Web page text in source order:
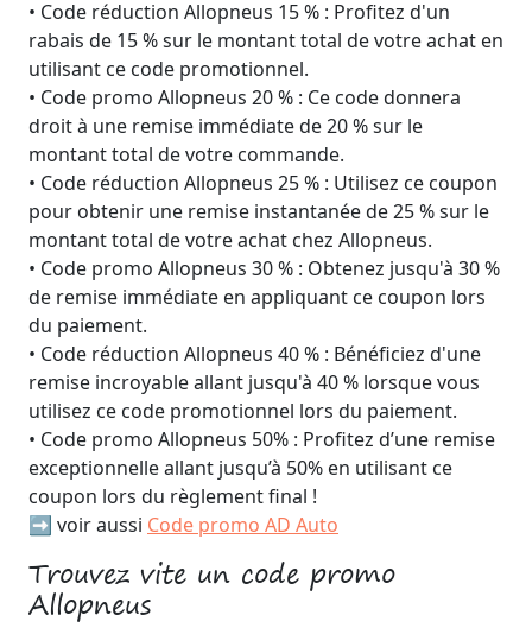
• Code réduction Allopneus 15 % : Profitez d'un
rabais de 15 % sur le montant total de votre achat en
utilisant ce code promotionnel.
• Code promo Allopneus 20 % : Ce code donnera
droit à une remise immédiate de 20 % sur le
montant total de votre commande.
• Code réduction Allopneus 25 % : Utilisez ce coupon
pour obtenir une remise instantanée de 25 % sur le
montant total de votre achat chez Allopneus.
• Code promo Allopneus 30 % : Obtenez jusqu'à 30 %
de remise immédiate en appliquant ce coupon lors
du paiement.
• Code réduction Allopneus 40 % : Bénéficiez d'une
remise incroyable allant jusqu'à 40 % lorsque vous
utilisez ce code promotionnel lors du paiement.
• Code promo Allopneus 50% : Profitez d’une remise
exceptionnelle allant jusqu’à 50% en utilisant ce
coupon lors du règlement final !
➡️ voir aussi Code promo AD Auto
Trouvez vite un code promo
Allopneus